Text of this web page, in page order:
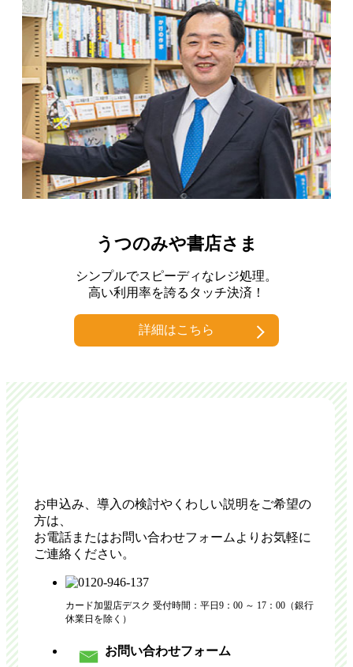
うつのみや書店さま
シンプルでスピーディなレジ処理。
高い利用率を誇るタッチ決済！
詳細はこちら
お申込み、導入の検討やくわしい説明をご希望の
方は、
お電話またはお問い合わせフォームよりお気軽に
ご連絡ください。
カード加盟店デスク 受付時間：平日9：00 ～ 17：00（銀行
休業日を除く）
お問い合わせフォーム